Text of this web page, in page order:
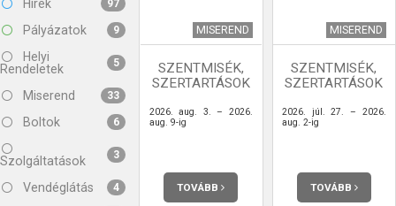
Hírek
97
Pályázatok 9
Helyi
Rendeletek
5
Miserend 33
Boltok 6
Szolgáltatások 3
Vendéglátás 4
MISEREND
SZENTMISÉK,
SZERTARTÁSOK
2026. aug. 3. – 2026.
aug. 9-ig
TOVÁBB
MISEREND
SZENTMISÉK,
SZERTARTÁSOK
2026. júl. 27. – 2026.
aug. 2-ig
TOVÁBB